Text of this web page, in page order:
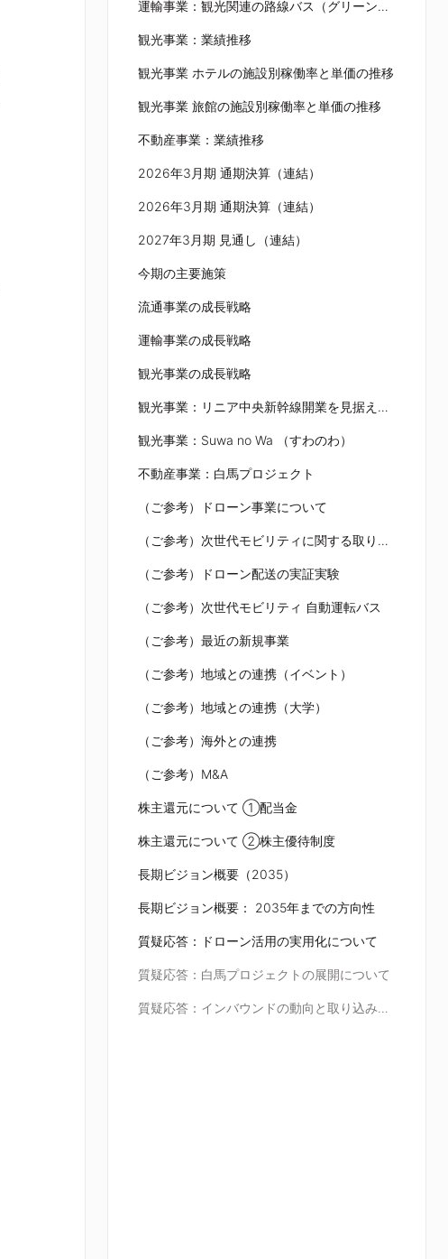
運輸事業：観光関連の路線バス（グリーンシーズン）
観光事業：業績推移
観光事業 ホテルの施設別稼働率と単価の推移
観光事業 旅館の施設別稼働率と単価の推移
不動産事業：業績推移
2026年3月期 通期決算（連結）
2026年3月期 通期決算（連結）
2027年3月期 見通し（連結）
今期の主要施策
流通事業の成長戦略
運輸事業の成長戦略
観光事業の成長戦略
観光事業：リニア中央新幹線開業を見据え、各社との連携等を強化
観光事業：Suwa no Wa （すわのわ）
不動産事業：白馬プロジェクト
（ご参考）ドローン事業について
（ご参考）次世代モビリティに関する取り組み
（ご参考）ドローン配送の実証実験
（ご参考）次世代モビリティ 自動運転バス
（ご参考）最近の新規事業
（ご参考）地域との連携（イベント）
（ご参考）地域との連携（大学）
（ご参考）海外との連携
（ご参考）M&A
株主還元について ①配当金
株主還元について ②株主優待制度
⾧期ビジョン概要（2035）
長期ビジョン概要： 2035年までの方向性
質疑応答：ドローン活用の実用化について
質疑応答：白馬プロジェクトの展開について
質疑応答：インバウンドの動向と取り込み施策について